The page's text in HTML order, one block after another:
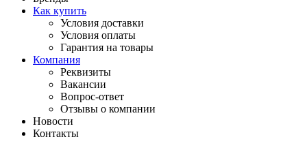
Как купить
Условия доставки
Условия оплаты
Гарантия на товары
Компания
Реквизиты
Вакансии
Вопрос-ответ
Отзывы о компании
Новости
Контакты